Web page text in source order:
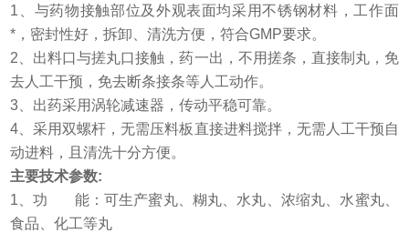
1、与药物接触部位及外观表面均采用不锈钢材料，工作面
*，密封性好，拆卸、清洗方便，符合GMP要求。
2、出料口与搓丸口接触，药一出，不用搓条，直接制丸，免
去人工干预，免去断条接条等人工动作。
3、出药采用涡轮减速器，传动平稳可靠。
4、采用双螺杆，无需压料板直接进料搅拌，无需人工干预自
动进料，且清洗十分方便。
主要技术参数:
1、功 能：可生产蜜丸、糊丸、水丸、浓缩丸、水蜜丸、
食品、化工等丸